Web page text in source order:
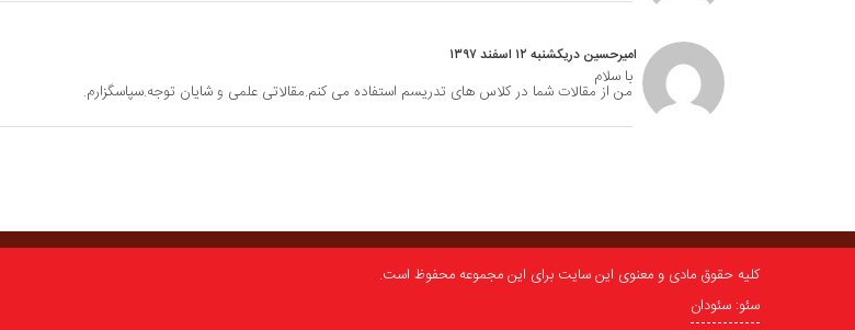
امیرحسین دریکشنبه ۱۲ اسفند ۱۳۹۷
با سلام
من از مقالات شما در کلاس های تدریسم استفاده می کنم.مقالاتی علمی و شایان توجه.سپاسگزارم.
کلیه حقوق مادی و معنوی این سایت برای این مجموعه محفوظ است.
سئو: سئودان